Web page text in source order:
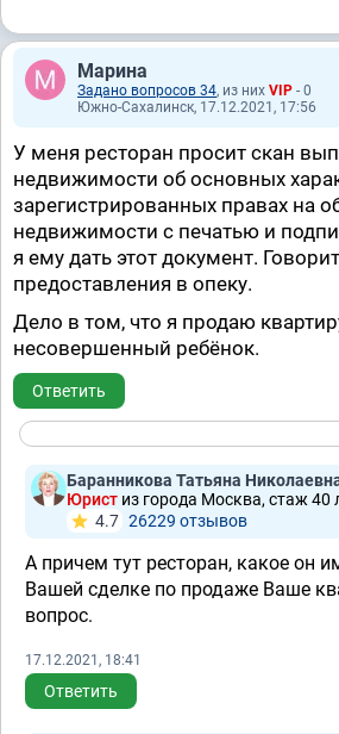
Марина
Задано вопросов 34, из них VIP - 0
Южно-Сахалинск, 17.12.2021, 17:56
У меня ресторан просит скан
недвижимости об основных
зарегистрированных правах на
недвижимости с печатью и
я ему дать этот документ.
предоставления в опеку.
Дело в том, что я продаю
несовершенный ребёнок.
Ответить
Баранникова Татьяна
Юрист из города Москва, стаж 40
4.7 26229 отзывов
А причем тут ресторан, какое он
Вашей сделке по продаже Ваше
вопрос.
17.12.2021, 18:41
Ответить